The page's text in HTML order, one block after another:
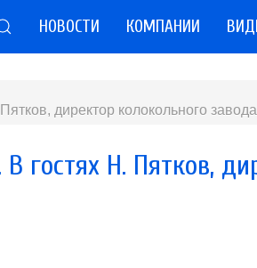
НОВОСТИ КОМПАНИИ
директор колокольного
гостях Н. Пятков,